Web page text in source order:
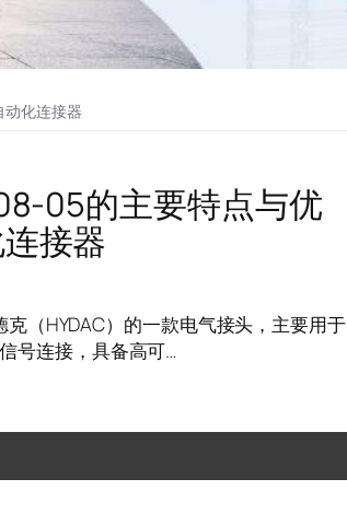
动化连接器
05的主要特点与优
接器
（HYDAC）的一款电气接头，主要用于
号连接，具备高可…